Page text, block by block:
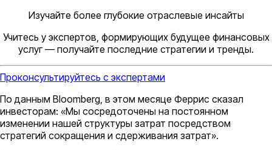
Изучайте более глубокие отраслевые инсайты
Учитесь у экспертов, формирующих будущее финансовых
услуг — получайте последние стратегии и тренды.
Проконсультируйтесь с экспертами
По данным Bloomberg, в этом месяце Феррис сказал
инвесторам: «Мы сосредоточены на постоянном
изменении нашей структуры затрат посредством
стратегий сокращения и сдерживания затрат».